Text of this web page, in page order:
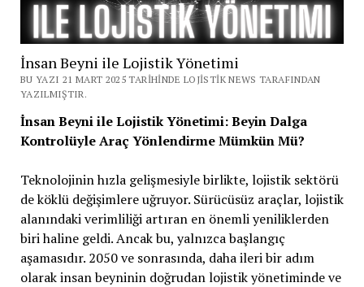
İnsan Beyni ile Lojistik Yönetimi
BU YAZI 21 MART 2025 TARIHINDE LOJISTIK NEWS TARAFINDAN
YAZILMIŞTIR.
İnsan Beyni ile Lojistik Yönetimi: Beyin Dalga
Kontrolüyle Araç Yönlendirme Mümkün Mü?
Teknolojinin hızla gelişmesiyle birlikte, lojistik sektörü
de köklü değişimlere uğruyor. Sürücüsüz araçlar, lojistik
alanındaki verimliliği artıran en önemli yeniliklerden
biri haline geldi. Ancak bu, yalnızca başlangıç
aşamasıdır. 2050 ve sonrasında, daha ileri bir adım
olarak insan beyninin doğrudan lojistik yönetiminde ve